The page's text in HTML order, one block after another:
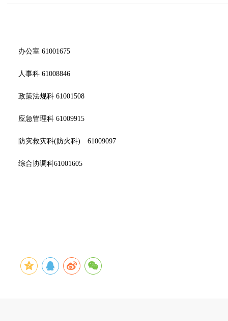
办公室 61001675
人事科 61008846
政策法规科 61001508
应急管理科 61009915
防灾救灾科(防火科) 61009097
综合协调科61001605